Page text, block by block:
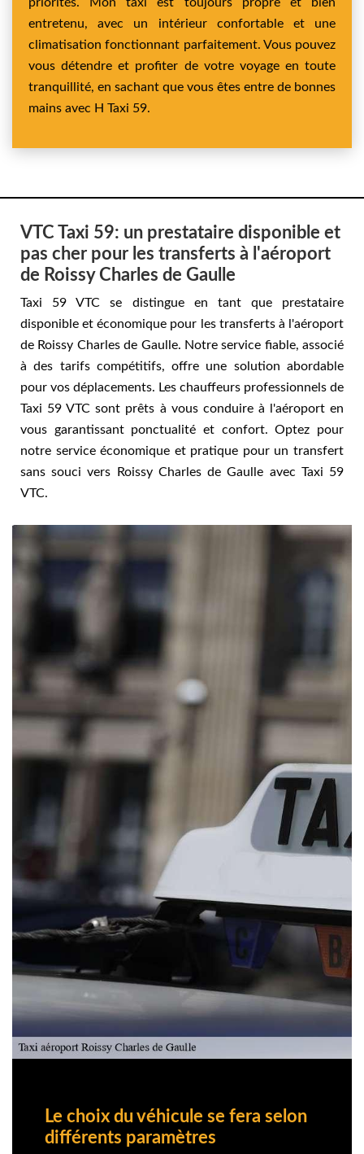
priorités. Mon taxi est toujours propre et bien
entretenu, avec un intérieur confortable et une
climatisation fonctionnant parfaitement. Vous pouvez
vous détendre et profiter de votre voyage en toute
tranquillité, en sachant que vous êtes entre de bonnes
mains avec H Taxi 59.
VTC Taxi 59: un prestataire disponible et
pas cher pour les transferts à l'aéroport
de Roissy Charles de Gaulle
Taxi 59 VTC se distingue en tant que prestataire
disponible et économique pour les transferts à l'aéroport
de Roissy Charles de Gaulle. Notre service fiable, associé
à des tarifs compétitifs, offre une solution abordable
pour vos déplacements. Les chauffeurs professionnels de
Taxi 59 VTC sont prêts à vous conduire à l'aéroport en
vous garantissant ponctualité et confort. Optez pour
notre service économique et pratique pour un transfert
sans souci vers Roissy Charles de Gaulle avec Taxi 59
VTC.
Le choix du véhicule se fera selon
différents paramètres